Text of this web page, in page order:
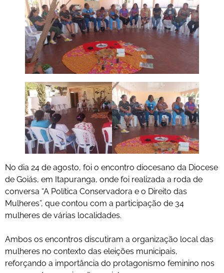
No dia 24 de agosto, foi o encontro diocesano da Diocese
de Goiás, em Itapuranga, onde foi realizada a roda de
conversa “A Política Conservadora e o Direito das
Mulheres”, que contou com a participação de 34
mulheres de várias localidades.
Ambos os encontros discutiram a organização local das
mulheres no contexto das eleições municipais,
reforçando a importância do protagonismo feminino nos